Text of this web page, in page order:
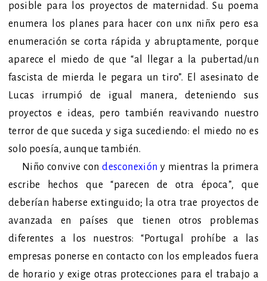
posible para los proyectos de maternidad. Su poema
enumera los planes para hacer con unx niñx pero esa
enumeración se corta rápida y abruptamente, porque
aparece el miedo de que “al llegar a la pubertad/un
fascista de mierda le pegara un tiro”. El asesinato de
Lucas irrumpió de igual manera, deteniendo sus
proyectos e ideas, pero también reavivando nuestro
terror de que suceda y siga sucediendo: el miedo no es
solo poesía, aunque también.
Niño convive con desconexión y mientras la primera
escribe hechos que “parecen de otra época”, que
deberían haberse extinguido; la otra trae proyectos de
avanzada en países que tienen otros problemas
diferentes a los nuestros: “Portugal prohíbe a las
empresas ponerse en contacto con los empleados fuera
de horario y exige otras protecciones para el trabajo a